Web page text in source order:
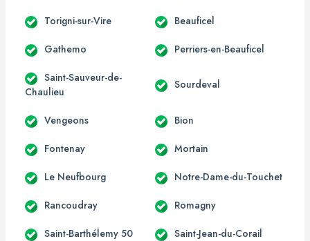
Torigni-sur-Vire Beauficel
Gathemo Perriers-en-Beauficel
Saint-Sauveur-de-
Chaulieu
Sourdeval
Vengeons Bion
Fontenay Mortain
Le Neufbourg Notre-Dame-du-Touchet
Rancoudray Romagny
Saint-Barthélemy 50 Saint-Jean-du-Corail